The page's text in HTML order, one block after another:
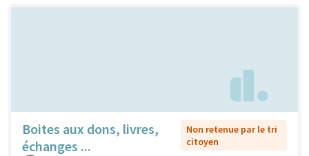
Boites aux dons, livres,
échanges ...
Non retenue par le tri
citoyen